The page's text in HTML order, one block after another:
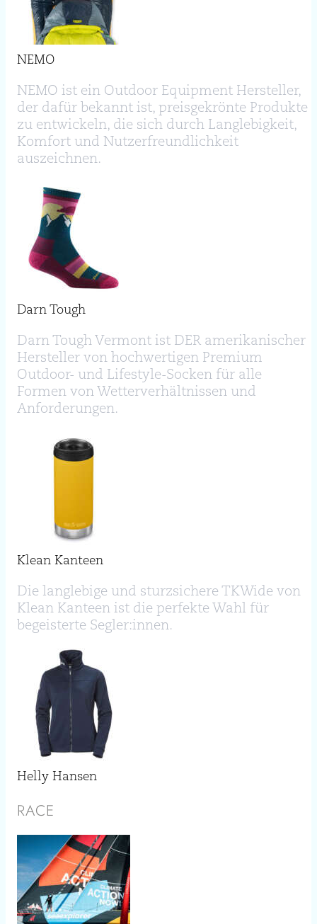
NEMO
NEMO ist ein Outdoor Equipment Hersteller,
der dafür bekannt ist, preisgekrönte Produkte
zu entwickeln, die sich durch Langlebigkeit,
Komfort und Nutzerfreundlichkeit
auszeichnen.
Darn Tough
Darn Tough Vermont ist DER amerikanischer
Hersteller von hochwertigen Premium
Outdoor- und Lifestyle-Socken für alle
Formen von Wetterverhältnissen und
Anforderungen.
Klean Kanteen
Die langlebige und sturzsichere TKWide von
Klean Kanteen ist die perfekte Wahl für
begeisterte Segler:innen.
Helly Hansen
RACE